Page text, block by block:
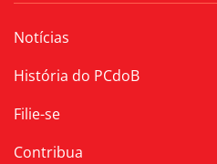
Notícias
História do PCdoB
Filie-se
Contribua